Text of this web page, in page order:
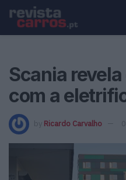
Scania
com a
by Ricardo Carvalho